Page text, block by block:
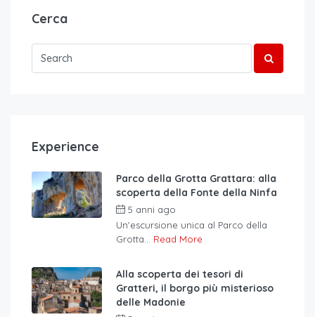
Cerca
Experience
Parco della Grotta Grattara: alla
scoperta della Fonte della Ninfa
5 anni ago
Un'escursione unica al Parco della
Grotta... Read More
Alla scoperta dei tesori di
Gratteri, il borgo più misterioso
delle Madonie